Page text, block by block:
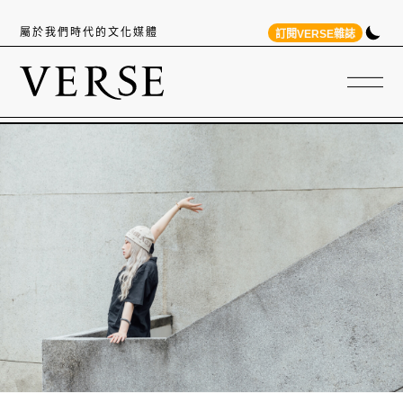
屬於我們時代的文化媒體 訂閱VERSE雜誌